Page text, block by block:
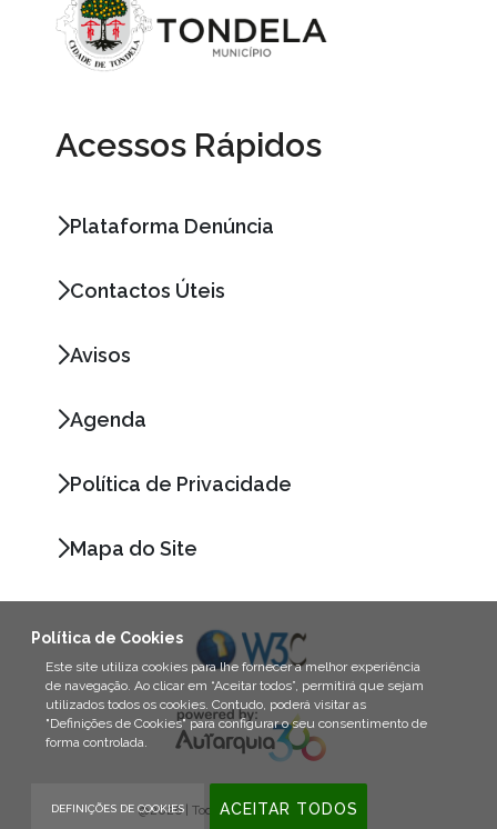
Política de Cookies
Este site utiliza cookies para lhe fornecer a melhor experiência
de navegação. Ao clicar em “Aceitar todos”, permitirá que sejam
utilizados todos os cookies. Contudo, poderá visitar as
"Definições de Cookies" para configurar o seu consentimento de
forma controlada.
DEFINIÇÕES DE COOKIES ACEITAR TODOS
Acessos Rápidos
Plataforma Denúncia
Contactos Úteis
Avisos
Agenda
Política de Privacidade
Mapa do Site
@2026 | Todos os direitos reservados